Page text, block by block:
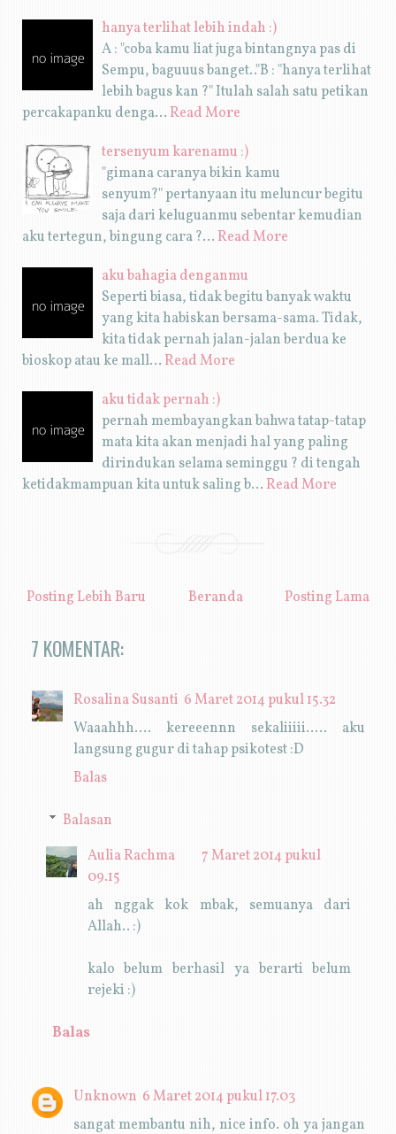
hanya terlihat lebih indah :)
A : "coba kamu liat juga bintangnya pas di
Sempu, baguuus banget.."B : "hanya terlihat
lebih bagus kan ?" Itulah salah satu petikan
percakapanku denga… Read More
tersenyum karenamu :)
"gimana caranya bikin kamu
senyum?" pertanyaan itu meluncur begitu
saja dari keluguanmu sebentar kemudian
aku tertegun, bingung cara ?… Read More
aku bahagia denganmu
Seperti biasa, tidak begitu banyak waktu
yang kita habiskan bersama-sama. Tidak,
kita tidak pernah jalan-jalan berdua ke
bioskop atau ke mall… Read More
aku tidak pernah :)
pernah membayangkan bahwa tatap-tatap
mata kita akan menjadi hal yang paling
dirindukan selama seminggu ? di tengah
ketidakmampuan kita untuk saling b… Read More
Posting Lebih Baru Posting Lama
Beranda
7 KOMENTAR:
Rosalina Susanti 6 Maret 2014 pukul 15.32
Waaahhh.... kereeennn sekaliiiii..... aku
langsung gugur di tahap psikotest :D
Balas
Balasan
Aulia Rachma
7 Maret 2014 pukul
09.15
ah nggak kok mbak, semuanya dari
Allah.. :)
kalo belum berhasil ya berarti belum
rejeki :)
Balas
Unknown 6 Maret 2014 pukul 17.03
sangat membantu nih, nice info. oh ya jangan